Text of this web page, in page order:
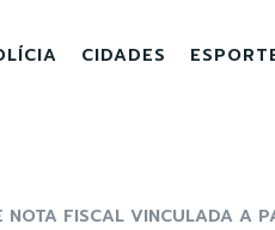
CIDADES
FISCAL VINCULADA A